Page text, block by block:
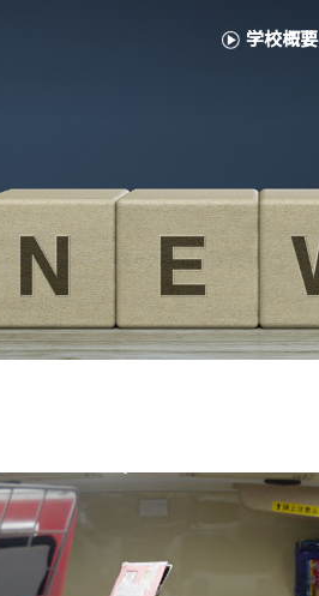
学校概要